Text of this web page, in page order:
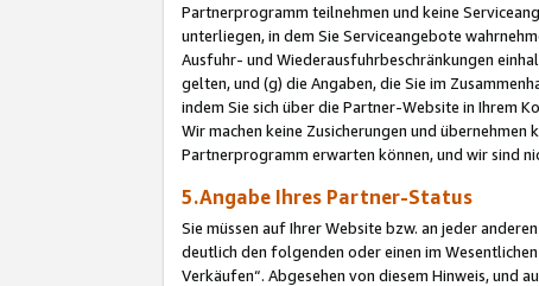
Partnerprogramm teilnehmen und keine
unterliegen, in dem Sie Serviceangebote
Ausfuhr- und Wiederausfuhrbeschränkungen
gelten, und (g) die Angaben, die Sie im
indem Sie sich über die Partner-Website in Ihrem
Wir machen keine Zusicherungen und
Partnerprogramm erwarten können, und wir sind
5.Angabe Ihres Partner-Status
Sie müssen auf Ihrer Website bzw. an jeder
deutlich den folgenden oder einen im
Verkäufen“. Abgesehen von diesem Hinweis, und